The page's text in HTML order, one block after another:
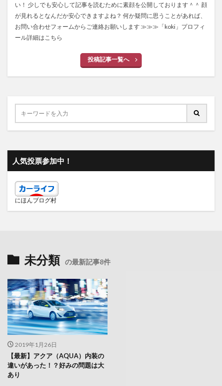
い！ 少しでも安心して記事を読むために素顔を公開しております＾＾ 顔
が見れるとなんだか安心できますよね？ 何か疑問に思うことがあれば、
お問い合わせフォームからご連絡お願いします≫≫≫「koki」プロフィ
ール詳細はこちら
投稿記事一覧へ
人気投票参加中！
にほんブログ村
未分類 の最新記事8件
2019年1月26日
【最新】アクア（AQUA）内装の
違いがあった！？好みの問題は大
あり